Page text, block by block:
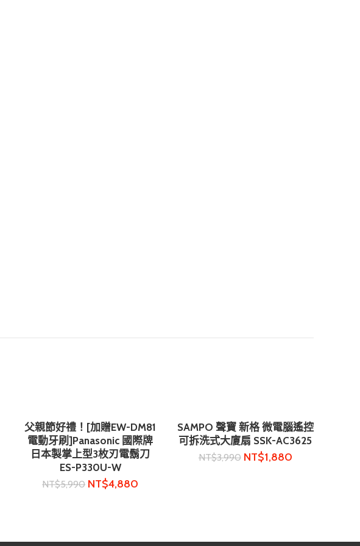
加入購物車
父親節好禮！[加贈EW-DM81
電動牙刷]Panasonic 國際牌
日本製掌上型3枚刃電鬍刀
ES-P330U-W
NT$5,990 NT$4,880
加入購物車
SAMPO 聲寶 新格 微電腦遙控
可拆洗式大廈扇 SSK-AC3625
NT$3,990 NT$1,880